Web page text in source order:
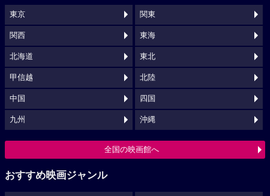
東京 関東
関西 東海
北海道 東北
甲信越 北陸
中国 四国
九州 沖縄
全国の映画館へ
おすすめ映画ジャンル